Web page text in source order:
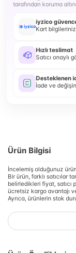
tarafından koruma
iyzico
Kart
Hızlı teslimat
Satıcı onaylı
Desteklenen
İade ve
Ürün Bilgisi
İncelemiş olduğunuz
Bir ürün, farklı satıcılar
belirledikleri fiyat, satıcı
ücretsiz kargo avantajı
Ayrıca, ürünlerin stok